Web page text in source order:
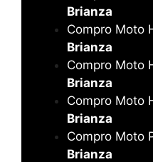
Brianza
Compro Moto
Brianza
Compro Moto
Brianza
Compro Moto
Brianza
Compro Moto
Brianza